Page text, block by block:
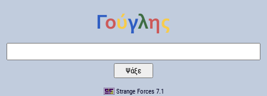
Strange Forces 7.1